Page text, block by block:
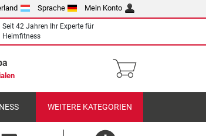
Sprache Mein Konto
Seit 42 Jahren Ihr Experte für
Heimfitness
WEITERE KATEGORIEN